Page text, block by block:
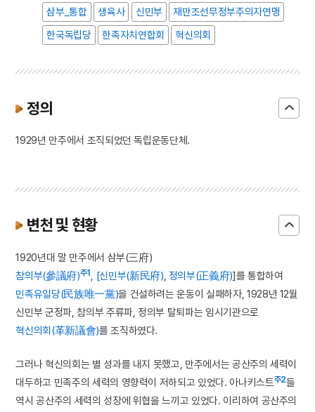
삼부_통합
생육사 신민부
재만조선무정부주의자연맹
한국독립당
한족자치연합회 혁신의회
정의
1929년 만주에서 조직되었던 독립운동단체.
변천 및 현황
1920년대 말 만주에서 삼부(三府)
참의부(參議府)주1 , [신민부(新民府) 정의부(正義府)]를 통합하여
민족유일당(民族唯一黨)을 건설하려는 운동이 실패하자, 1928년 12월
신민부 군정파, 참의부 주류파, 정의부 탈퇴파는 임시기관으로
혁신의회(革新議會)를 조직하였다.
그러나 혁신의회는 별 성과를 내지 못했고, 만주에서는 공산주의 세력이
대두하고 민족주의 세력의 영향력이 저하되고 있었다. 아나키스트주2들
역시 공산주의 세력의 성장에 위협을 느끼고 있었다. 이리하여 공산주의